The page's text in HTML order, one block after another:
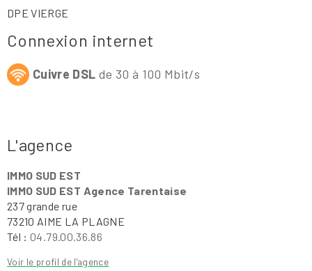
DPE VIERGE
Connexion internet
Cuivre DSL de 30 à 100 Mbit/s
L'agence
IMMO SUD EST
IMMO SUD EST Agence Tarentaise
237 grande rue
73210 AIME LA PLAGNE
Tél :04.79.00.36.86
Voir le profil de l'agence